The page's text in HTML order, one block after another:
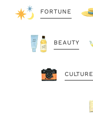
FORTUNE
BEAUTY
CULTURE